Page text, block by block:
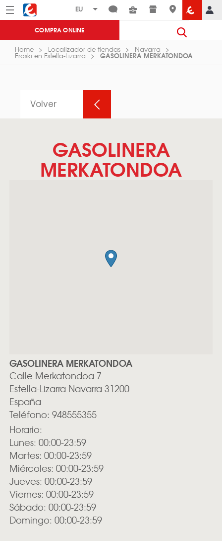
Menú Eroski
COMPRA ONLINE
Home Localizador de tiendas Navarra
Eroski en Estella-Lizarra GASOLINERA MERKATONDOA
Volver
GASOLINERA
MERKATONDOA
GASOLINERA MERKATONDOA
Calle Merkatondoa 7
Estella-Lizarra Navarra 31200
España
Teléfono: 948555355
Horario:
Lunes: 00:00-23:59
Martes: 00:00-23:59
Miércoles: 00:00-23:59
Jueves: 00:00-23:59
Viernes: 00:00-23:59
Sábado: 00:00-23:59
Domingo: 00:00-23:59